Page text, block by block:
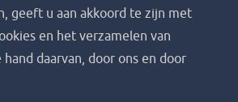
geeft u aan akkoord te zijn met
en het verzamelen van
daarvan, door ons en door